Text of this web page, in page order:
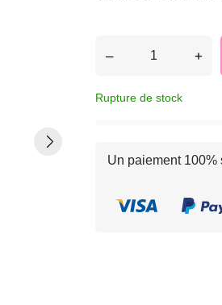
– +
Rupture de stock
Un paiement 100%